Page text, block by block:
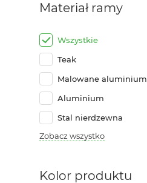
Materiał ramy
Wszystkie
Teak
Malowane aluminium
Aluminium
Stal nierdzewna
Zobacz wszystko
Kolor produktu